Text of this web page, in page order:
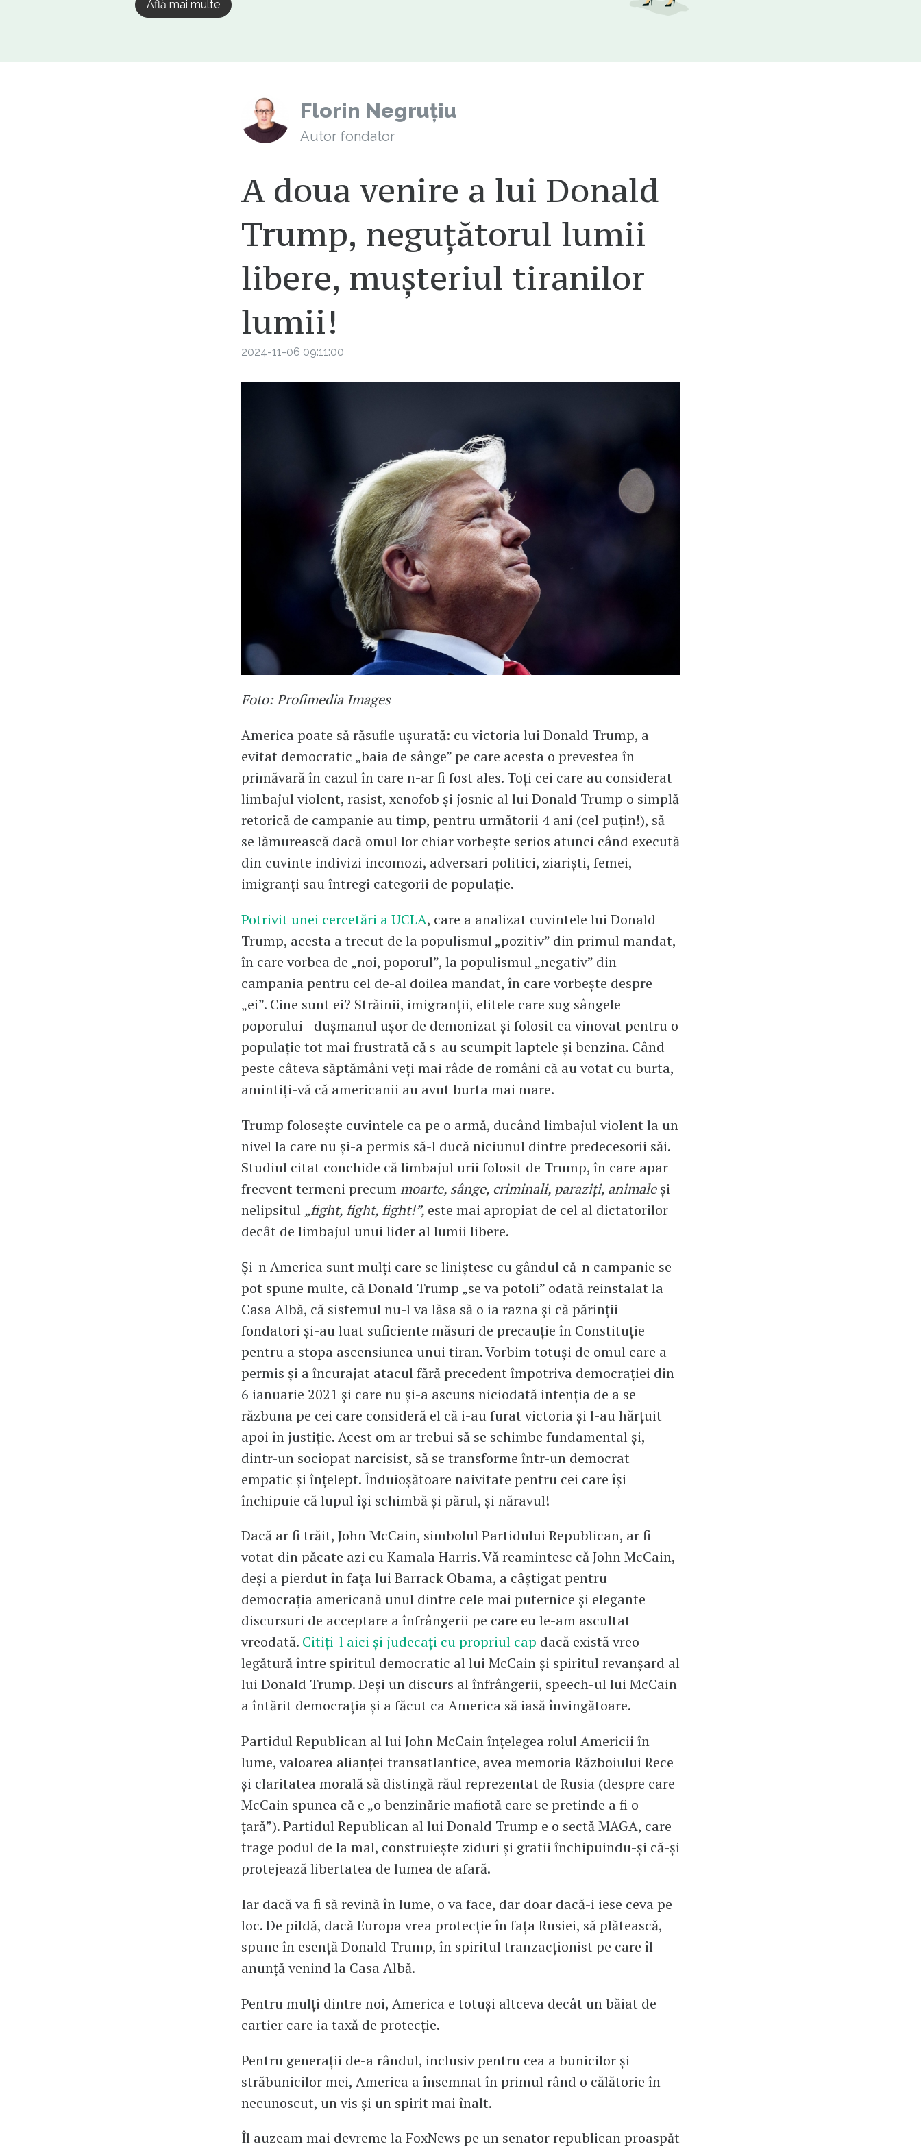
Află mai multe
Florin Negruțiu
Autor fondator
A doua venire a lui Donald
Trump, neguțătorul lumii
libere, mușteriul tiranilor
lumii!
2024-11-06 09:11:00
Foto: Profimedia Images
America poate să răsufle ușurată: cu victoria lui Donald Trump, a
evitat democratic „baia de sânge” pe care acesta o prevestea în
primăvară în cazul în care n-ar fi fost ales. Toți cei care au considerat
limbajul violent, rasist, xenofob și josnic al lui Donald Trump o simplă
retorică de campanie au timp, pentru următorii 4 ani (cel puțin!), să
se lămurească dacă omul lor chiar vorbește serios atunci când execută
din cuvinte indivizi incomozi, adversari politici, ziariști, femei,
imigranți sau întregi categorii de populație.
Potrivit unei cercetări a UCLA, care a analizat cuvintele lui Donald
Trump, acesta a trecut de la populismul „pozitiv” din primul mandat,
în care vorbea de „noi, poporul”, la populismul „negativ” din
campania pentru cel de-al doilea mandat, în care vorbește despre
„ei”. Cine sunt ei? Străinii, imigranții, elitele care sug sângele
poporului - dușmanul ușor de demonizat și folosit ca vinovat pentru o
populație tot mai frustrată că s-au scumpit laptele și benzina. Când
peste câteva săptămâni veți mai râde de români că au votat cu burta,
amintiți-vă că americanii au avut burta mai mare.
Trump folosește cuvintele ca pe o armă, ducând limbajul violent la un
nivel la care nu și-a permis să-l ducă niciunul dintre predecesorii săi.
Studiul citat conchide că limbajul urii folosit de Trump, în care apar
frecvent termeni precummoarte, sânge, criminali, paraziți, animaleși
nelipsitul „fight, fight, fight!”, este mai apropiat de cel al dictatorilor
decât de limbajul unui lider al lumii libere.
Și-n America sunt mulți care se liniștesc cu gândul că-n campanie se
pot spune multe, că Donald Trump „se va potoli” odată reinstalat la
Casa Albă, că sistemul nu-l va lăsa să o ia razna și că părinții
fondatori și-au luat suficiente măsuri de precauție în Constituție
pentru a stopa ascensiunea unui tiran. Vorbim totuși de omul care a
permis și a încurajat atacul fără precedent împotriva democrației din
6 ianuarie 2021 și care nu și-a ascuns niciodată intenția de a se
răzbuna pe cei care consideră el că i-au furat victoria și l-au hărțuit
apoi în justiție. Acest om ar trebui să se schimbe fundamental și,
dintr-un sociopat narcisist, să se transforme într-un democrat
empatic și înțelept. Înduioșătoare naivitate pentru cei care își
închipuie că lupul își schimbă și părul, și năravul!
Dacă ar fi trăit, John McCain, simbolul Partidului Republican, ar fi
votat din păcate azi cu Kamala Harris. Vă reamintesc că John McCain,
deși a pierdut în fața lui Barrack Obama, a câștigat pentru
democrația americană unul dintre cele mai puternice și elegante
discursuri de acceptare a înfrângerii pe care eu le-am ascultat
vreodată. Citiți-l aici și judecați cu propriul cap dacă există vreo
legătură între spiritul democratic al lui McCain și spiritul revanșard al
lui Donald Trump. Deși un discurs al înfrângerii, speech-ul lui McCain
a întărit democrația și a făcut ca America să iasă învingătoare.
Partidul Republican al lui John McCain înțelegea rolul Americii în
lume, valoarea alianței transatlantice, avea memoria Războiului Rece
și claritatea morală să distingă răul reprezentat de Rusia (despre care
McCain spunea că e „o benzinărie mafiotă care se pretinde a fi o
țară”). Partidul Republican al lui Donald Trump e o sectă MAGA, care
trage podul de la mal, construiește ziduri și gratii închipuindu-și că-și
protejează libertatea de lumea de afară.
Iar dacă va fi să revină în lume, o va face, dar doar dacă-i iese ceva pe
loc. De pildă, dacă Europa vrea protecție în fața Rusiei, să plătească,
spune în esență Donald Trump, în spiritul tranzacționist pe care îl
anunță venind la Casa Albă.
Pentru mulți dintre noi, America e totuși altceva decât un băiat de
cartier care ia taxă de protecție.
Pentru generații de-a rândul, inclusiv pentru cea a bunicilor și
străbunicilor mei, America a însemnat în primul rând o călătorie în
necunoscut, un vis și un spirit mai înalt.
Îl auzeam mai devreme la FoxNews pe un senator republican proaspăt